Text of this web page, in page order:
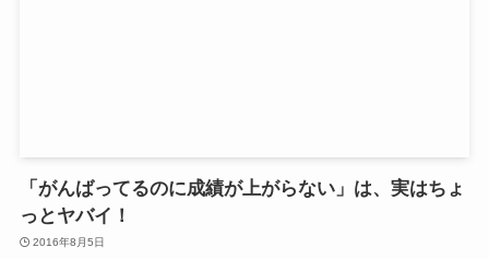
「がんばってるのに成績が上がらない」は、実はちょ
っとヤバイ！
2016年8月5日